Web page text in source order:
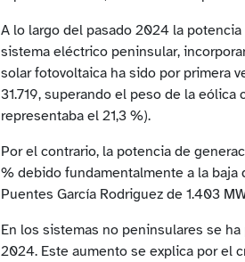
A lo largo del pasado 2024 la
sistema eléctrico peninsular,
solar fotovoltaica ha sido por primera
31.719, superando el peso de la
representaba el 21,3 %).
Por el contrario, la potencia de
% debido fundamentalmente a la
Puentes García Rodriguez de 1.403
En los sistemas no peninsulares se
2024. Este aumento se explica por el